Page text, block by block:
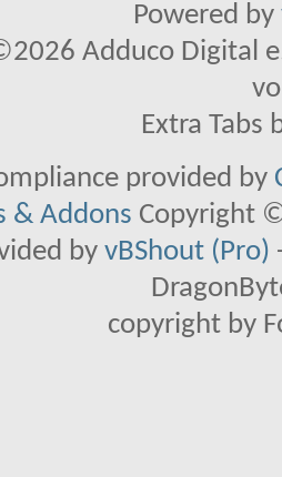
Powered by
Adduco Digital
Extra Tabs
provided by
& Addons Copyright
by vBShout (Pro)
copyright by